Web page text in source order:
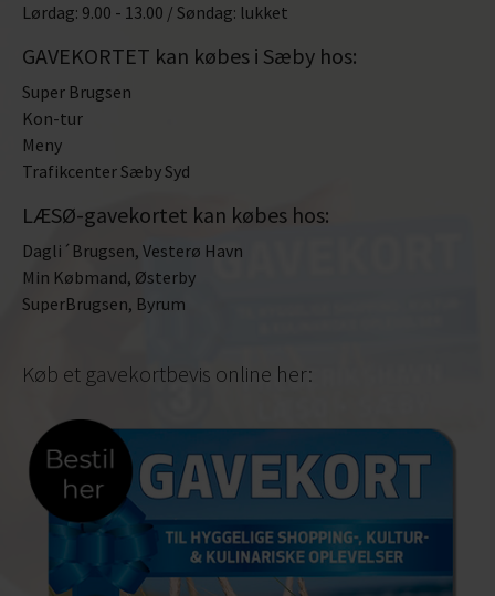
Lørdag: 9.00 - 13.00 / Søndag: lukket
GAVEKORTET kan købes i Sæby hos:
Super Brugsen
Kon-tur
Meny
Trafikcenter Sæby Syd
LÆSØ-gavekortet kan købes hos:
Dagli´Brugsen, Vesterø Havn
Min Købmand, Østerby
SuperBrugsen, Byrum
Køb et gavekortbevis online her: